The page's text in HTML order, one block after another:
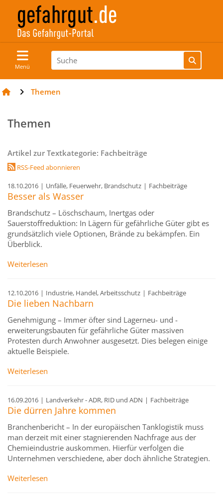
Menü
Themen
Themen
Artikel zur Textkategorie: Fachbeiträge
RSS-Feed abonnieren
18.10.2016 | Unfälle, Feuerwehr, Brandschutz | Fachbeiträge
Besser als Wasser
Brandschutz – Löschschaum, Inertgas oder
Sauerstoffreduktion: In Lägern für gefährliche Güter gibt es
grundsätzlich viele Optionen, Brände zu bekämpfen. Ein
Überblick.
Weiterlesen
12.10.2016 | Industrie, Handel, Arbeitsschutz | Fachbeiträge
Die lieben Nachbarn
Genehmigung – Immer öfter sind Lagerneu- und -
erweiterungsbauten für gefährliche Güter massiven
Protesten durch Anwohner ausgesetzt. Dies belegen einige
aktuelle Beispiele.
Weiterlesen
16.09.2016 | Landverkehr - ADR, RID und ADN | Fachbeiträge
Die dürren Jahre kommen
Branchenbericht – In der europäischen Tanklogistik muss
man derzeit mit einer stagnierenden Nachfrage aus der
Chemieindustrie auskommen. Hierfür verfolgen die
Unternehmen verschiedene, aber doch ähnliche Strategien.
Weiterlesen